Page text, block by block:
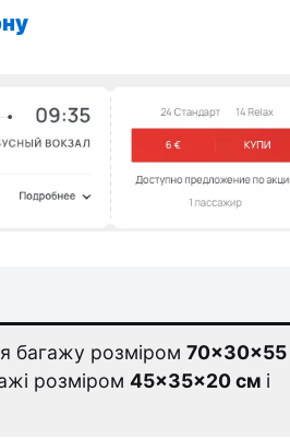
багажу розміром 70×30×55
розміром 45×35×20 см і